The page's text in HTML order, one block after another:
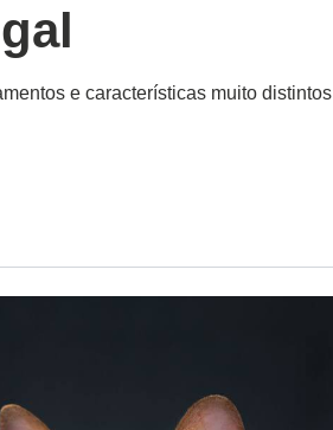
e características muito distintos